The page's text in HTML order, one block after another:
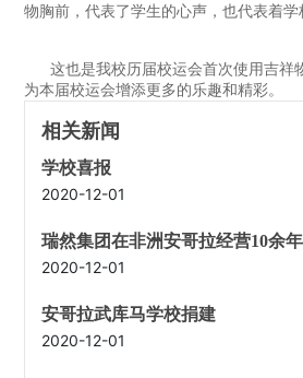
物胸前，代表了学生的心声，也代表着学
这也是我校历届校运会首次使用吉祥
为本届校运会增添更多的乐趣和精彩。
相关新闻
学校喜报
2020-12-01
瑞然集团在非洲安哥拉经营10余年
2020-12-01
安哥拉武库马学校捐建
2020-12-01